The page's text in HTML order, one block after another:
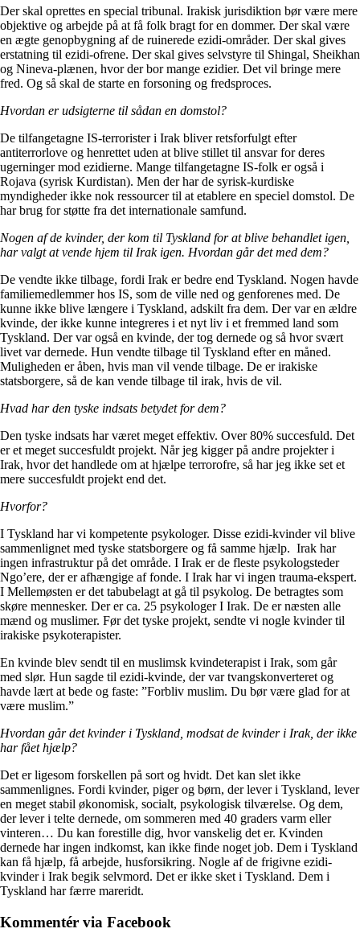
Der skal oprettes en special tribunal. Irakisk jurisdiktion bør være mere
objektive og arbejde på at få folk bragt for en dommer. Der skal være
en ægte genopbygning af de ruinerede ezidi-områder. Der skal gives
erstatning til ezidi-ofrene. Der skal gives selvstyre til Shingal, Sheikhan
og Nineva-plænen, hvor der bor mange ezidier. Det vil bringe mere
fred. Og så skal de starte en forsoning og fredsproces.
Hvordan er udsigterne til sådan en domstol?
De tilfangetagne IS-terrorister i Irak bliver retsforfulgt efter
antiterrorlove og henrettet uden at blive stillet til ansvar for deres
ugerninger mod ezidierne. Mange tilfangetagne IS-folk er også i
Rojava (syrisk Kurdistan). Men der har de syrisk-kurdiske
myndigheder ikke nok ressourcer til at etablere en speciel domstol. De
har brug for støtte fra det internationale samfund.
Nogen af de kvinder, der kom til Tyskland for at blive behandlet igen,
har valgt at vende hjem til Irak igen. Hvordan går det med dem?
De vendte ikke tilbage, fordi Irak er bedre end Tyskland. Nogen havde
familiemedlemmer hos IS, som de ville ned og genforenes med. De
kunne ikke blive længere i Tyskland, adskilt fra dem. Der var en ældre
kvinde, der ikke kunne integreres i et nyt liv i et fremmed land som
Tyskland. Der var også en kvinde, der tog dernede og så hvor svært
livet var dernede. Hun vendte tilbage til Tyskland efter en måned.
Muligheden er åben, hvis man vil vende tilbage. De er irakiske
statsborgere, så de kan vende tilbage til irak, hvis de vil.
Hvad har den tyske indsats betydet for dem?
Den tyske indsats har været meget effektiv. Over 80% succesfuld. Det
er et meget succesfuldt projekt. Når jeg kigger på andre projekter i
Irak, hvor det handlede om at hjælpe terrorofre, så har jeg ikke set et
mere succesfuldt projekt end det.
Hvorfor?
I Tyskland har vi kompetente psykologer. Disse ezidi-kvinder vil blive
sammenlignet med tyske statsborgere og få samme hjælp. Irak har
ingen infrastruktur på det område. I Irak er de fleste psykologsteder
Ngo’ere, der er afhængige af fonde. I Irak har vi ingen trauma-ekspert.
I Mellemøsten er det tabubelagt at gå til psykolog. De betragtes som
skøre mennesker. Der er ca. 25 psykologer I Irak. De er næsten alle
mænd og muslimer. Før det tyske projekt, sendte vi nogle kvinder til
irakiske psykoterapister.
En kvinde blev sendt til en muslimsk kvindeterapist i Irak, som går
med slør. Hun sagde til ezidi-kvinde, der var tvangskonverteret og
havde lært at bede og faste: ”Forbliv muslim. Du bør være glad for at
være muslim.”
Hvordan går det kvinder i Tyskland, modsat de kvinder i Irak, der ikke
har fået hjælp?
Det er ligesom forskellen på sort og hvidt. Det kan slet ikke
sammenlignes. Fordi kvinder, piger og børn, der lever i Tyskland, lever
en meget stabil økonomisk, socialt, psykologisk tilværelse. Og dem,
der lever i telte dernede, om sommeren med 40 graders varm eller
vinteren… Du kan forestille dig, hvor vanskelig det er. Kvinden
dernede har ingen indkomst, kan ikke finde noget job. Dem i Tyskland
kan få hjælp, få arbejde, husforsikring. Nogle af de frigivne ezidi-
kvinder i Irak begik selvmord. Det er ikke sket i Tyskland. Dem i
Tyskland har færre mareridt.
Kommentér via Facebook